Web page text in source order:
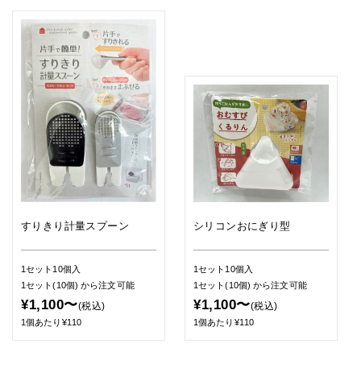
すりきり計量スプーン
1セット10個入
1セット(10個)から注文可能
¥1,100〜(税込)
1個あたり¥110
シリコンおにぎり型
1セット10個入
1セット(10個)から注文可能
¥1,100〜(税込)
1個あたり¥110